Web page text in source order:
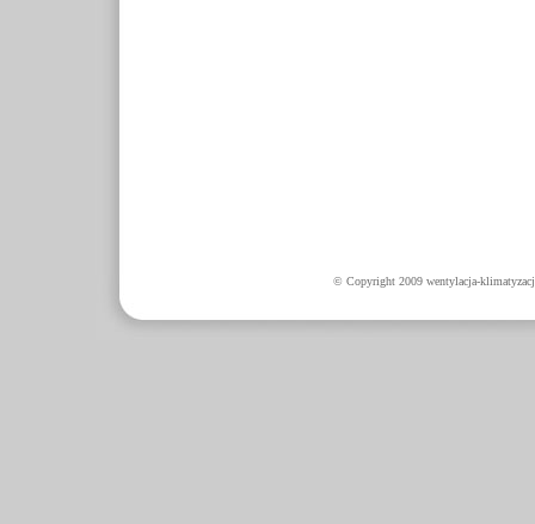
© Copyright 2009 wentylacja-